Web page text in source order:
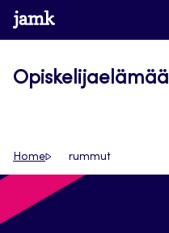
Siirry
suoraan
www.jamk.fi
Opiskelijaelämää
Home rummut